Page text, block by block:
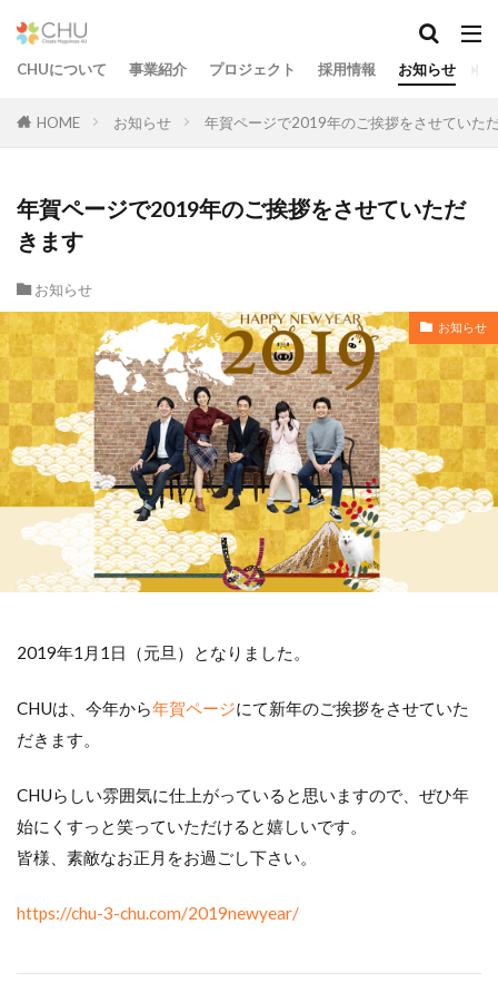
CHUについて 事業紹介 プロジェクト 採用情報 お知らせ
HOME お知らせ 年賀ページで2019年のご挨拶をさせていた
年賀ページで2019年のご挨拶をさせていただ
きます
お知らせ
お知らせ
2019年1月1日（元旦）となりました。
CHUは、今年から年賀ページにて新年のご挨拶をさせていた
だきます。
CHUらしい雰囲気に仕上がっていると思いますので、ぜひ年
始にくすっと笑っていただけると嬉しいです。
皆様、素敵なお正月をお過ごし下さい。
https://chu-3-chu.com/2019newyear/